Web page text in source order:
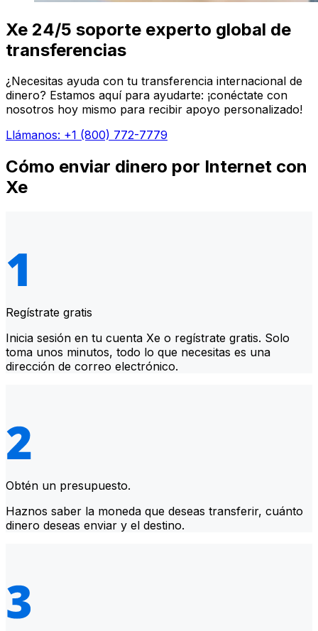
Xe 24/5 soporte experto global de
transferencias
¿Necesitas ayuda con tu transferencia internacional de
dinero? Estamos aquí para ayudarte: ¡conéctate con
nosotros hoy mismo para recibir apoyo personalizado!
Llámanos: +1 (800) 772-7779
Cómo enviar dinero por Internet con
Xe
Regístrate gratis
Inicia sesión en tu cuenta Xe o regístrate gratis. Solo
toma unos minutos, todo lo que necesitas es una
dirección de correo electrónico.
Obtén un presupuesto.
Haznos saber la moneda que deseas transferir, cuánto
dinero deseas enviar y el destino.